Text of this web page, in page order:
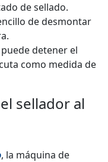
de sellado.
de desmontar
detener el
como medida de
sellador al
, la máquina de